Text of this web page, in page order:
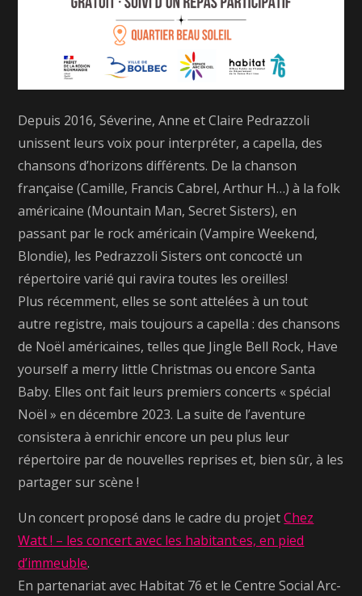
Depuis 2016, Séverine, Anne et Claire Pedrazzoli
unissent leurs voix pour interpréter, a capella, des
chansons d’horizons différents. De la chanson
française (Camille, Francis Cabrel, Arthur H…) à la folk
américaine (Mountain Man, Secret Sisters), en
passant par le rock américain (Vampire Weekend,
Blondie), les Pedrazzoli Sisters ont concocté un
répertoire varié qui ravira toutes les oreilles!
Plus récemment, elles se sont attelées à un tout
autre registre, mais toujours a capella : des chansons
de Noël américaines, telles que Jingle Bell Rock, Have
yourself a merry little Christmas ou encore Santa
Baby. Elles ont fait leurs premiers concerts « spécial
Noël » en décembre 2023. La suite de l’aventure
consistera à enrichir encore un peu plus leur
répertoire par de nouvelles reprises et, bien sûr, à les
partager sur scène !
Un concert proposé dans le cadre du projetChez
Watt ! – les concert avec les habitant·es, en pied
d’immeuble.
En partenariat avec Habitat 76 et le Centre Social Arc-